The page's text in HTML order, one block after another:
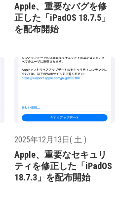
Apple、重要なバグを修
正した「iPadOS 18.7.5」
を配布開始
2025年12月13日( 土 )
Apple、重要なセキュリ
ティを修正した「iPadOS
18.7.3」を配布開始